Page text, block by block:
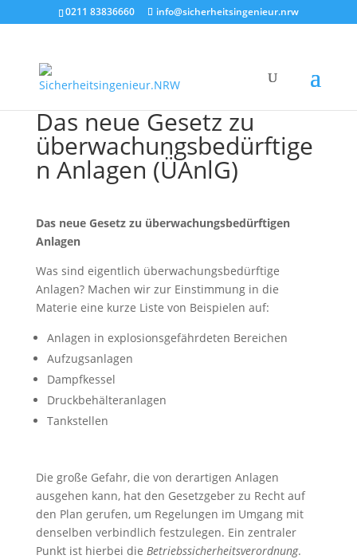
0211 83836660 info@sicherheitsingenieur.nrw
Das neue Gesetz zu
überwachungsbedürftige
n Anlagen (ÜAnlG)
Das neue Gesetz zu überwachungsbedürftigen
Anlagen
Was sind eigentlich überwachungsbedürftige
Anlagen? Machen wir zur Einstimmung in die
Materie eine kurze Liste von Beispielen auf:
Anlagen in explosionsgefährdeten Bereichen
Aufzugsanlagen
Dampfkessel
Druckbehälteranlagen
Tankstellen
Die große Gefahr, die von derartigen Anlagen
ausgehen kann, hat den Gesetzgeber zu Recht auf
den Plan gerufen, um Regelungen im Umgang mit
denselben verbindlich festzulegen. Ein zentraler
Punkt ist hierbei die Betriebssicherheitsverordnung.